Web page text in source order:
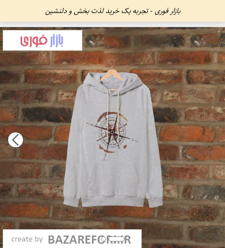
بازار فوری - تجربه یک خرید لذت بخش و دلنشین